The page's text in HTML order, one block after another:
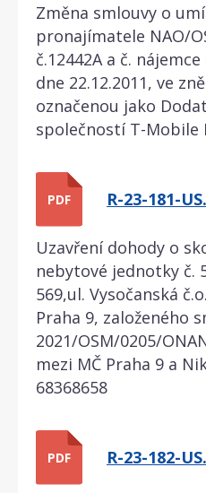
Změna smlouvy o
pronajímatele NAO/
č.12442A a č.
dne 22.12.2011, ve
označenou jako
společností T-Mobile
PDF R-23-181-
Uzavření dohody o
nebytové jednotky č.
569,ul. Vysočanská
Praha 9, založeného
2021/OSM/0205/
mezi MČ Praha 9 a
68368658
PDF R-23-182-